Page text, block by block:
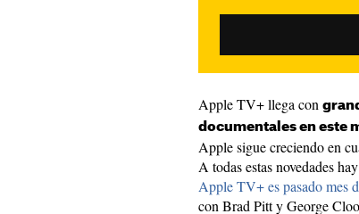
Apple TV+ llega con
documentales en este
Apple sigue creciendo en
A todas estas novedades
Apple TV+ es pasado mes
con Brad Pitt y George